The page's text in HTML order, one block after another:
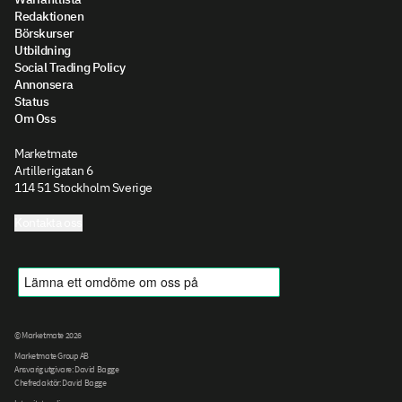
Redaktionen
Börskurser
Utbildning
Social Trading Policy
Annonsera
Status
Om Oss
Marketmate
Artillerigatan 6
114 51 Stockholm Sverige
© Marketmate 2026
Marketmate Group AB
Ansvarig utgivare: David Bagge
Chefredaktör: David Bagge